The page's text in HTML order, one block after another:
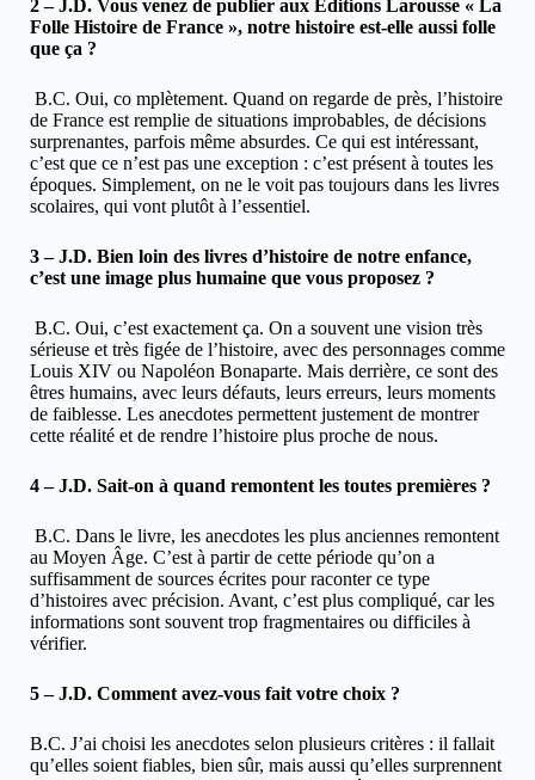
2 – J.D. Vous venez de publier aux Editions Larousse « La
Folle Histoire de France », notre histoire est-elle aussi folle
que ça ?
B.C. Oui, co mplètement. Quand on regarde de près, l’histoire
de France est remplie de situations improbables, de décisions
surprenantes, parfois même absurdes. Ce qui est intéressant,
c’est que ce n’est pas une exception : c’est présent à toutes les
époques. Simplement, on ne le voit pas toujours dans les livres
scolaires, qui vont plutôt à l’essentiel.
3 – J.D. Bien loin des livres d’histoire de notre enfance,
c’est une image plus humaine que vous proposez ?
B.C. Oui, c’est exactement ça. On a souvent une vision très
sérieuse et très figée de l’histoire, avec des personnages comme
Louis XIV ou Napoléon Bonaparte. Mais derrière, ce sont des
êtres humains, avec leurs défauts, leurs erreurs, leurs moments
de faiblesse. Les anecdotes permettent justement de montrer
cette réalité et de rendre l’histoire plus proche de nous.
4 – J.D. Sait-on à quand remontent les toutes premières ?
B.C. Dans le livre, les anecdotes les plus anciennes remontent
au Moyen Âge. C’est à partir de cette période qu’on a
suffisamment de sources écrites pour raconter ce type
d’histoires avec précision. Avant, c’est plus compliqué, car les
informations sont souvent trop fragmentaires ou difficiles à
vérifier.
5 – J.D. Comment avez-vous fait votre choix ?
B.C. J’ai choisi les anecdotes selon plusieurs critères : il fallait
qu’elles soient fiables, bien sûr, mais aussi qu’elles surprennent